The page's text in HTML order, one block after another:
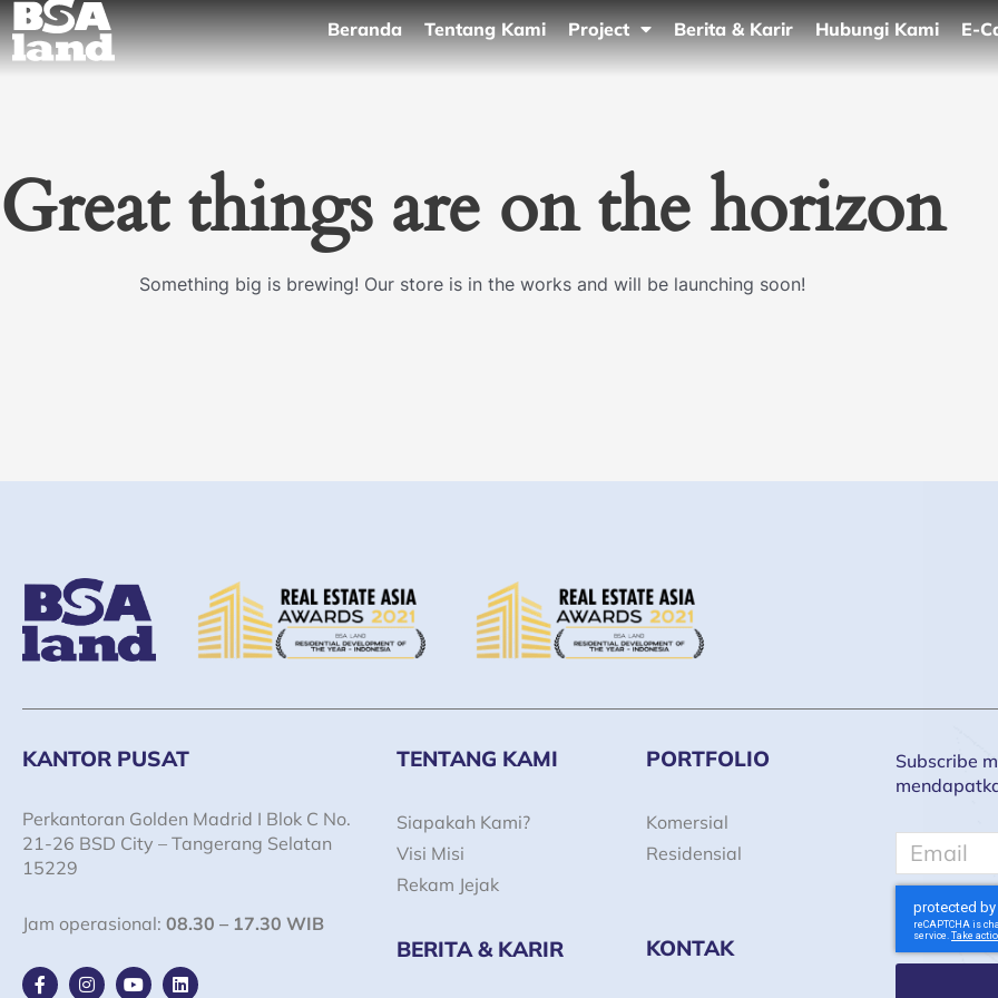
Skip
to
content
Beranda Tentang Kami Project Berita & Karir Hubungi Kami E-
Great things are on the horizon
Something big is brewing! Our store is in the works and will be launching soon!
KANTOR PUSAT
Perkantoran Golden Madrid I Blok C No.
21-26 BSD City – Tangerang Selatan
15229
Jam operasional: 08.30 – 17.30 WIB
F
a
I
n
Y
o
L
i
TENTANG KAMI
Siapakah Kami?
Visi Misi
Rekam Jejak
BERITA & KARIR
PORTFOLIO
Komersial
Residensial
KONTAK
Subscribe
Email